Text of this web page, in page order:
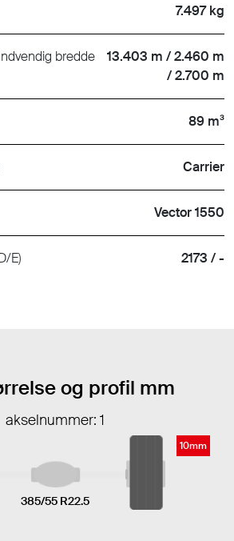
7.497 kg
bredde
13.403 m / 2.460 m
/ 2.700 m
89 m³
Carrier
Vector 1550
E) 2173 / -
og profil mm
akselnummer: 1
385/55 R22.5
10mm